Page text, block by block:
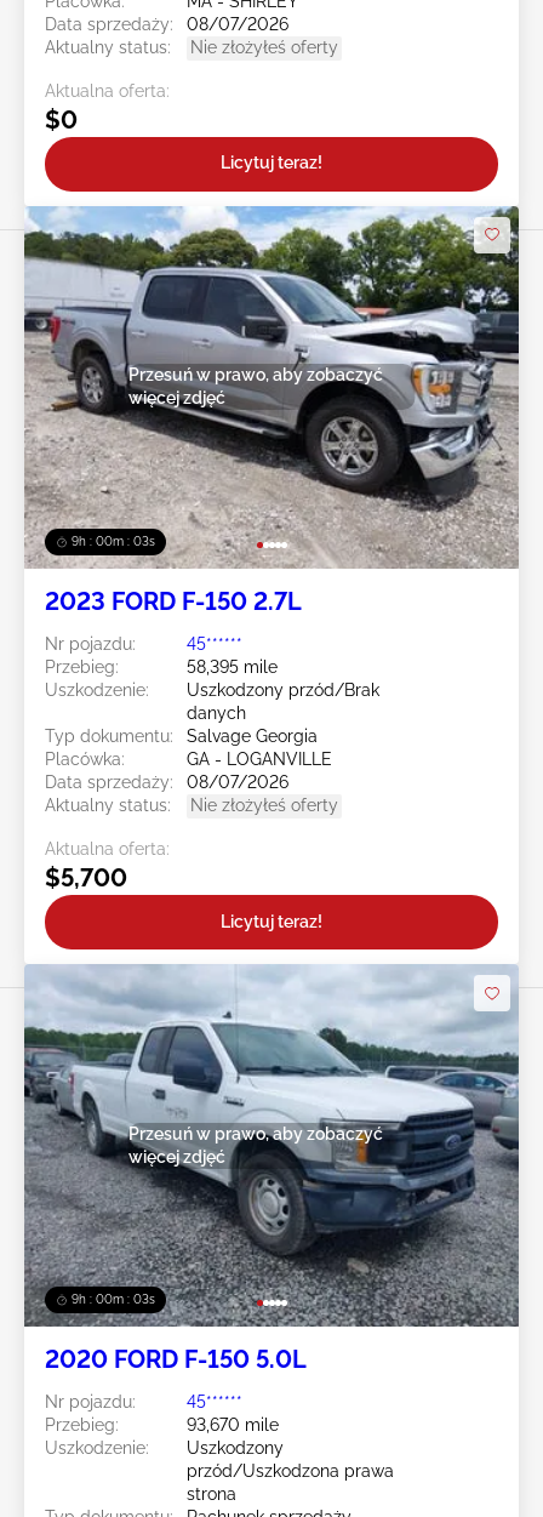
Data sprzedaży:
08/07/2026
Aktualny status:
Nie złożyłeś oferty
Aktualna oferta:
$0
Licytuj teraz!
9h : 00m : 01s
Przesuń w prawo, aby zobaczyć
więcej zdjęć
2023 FORD F-150 2.7L
Nr pojazdu:
45******
Przebieg:
58,395 mile
Uszkodzenie:
Uszkodzony przód/Brak
danych
Typ dokumentu:
Salvage Georgia
Placówka:
GA - LOGANVILLE
Data sprzedaży:
08/07/2026
Aktualny status:
Nie złożyłeś oferty
Aktualna oferta:
$5,700
Licytuj teraz!
9h : 00m : 01s
Przesuń w prawo, aby zobaczyć
więcej zdjęć
2020 FORD F-150 5.0L
Nr pojazdu:
45******
Przebieg:
93,670 mile
Uszkodzenie:
Uszkodzony
przód/Uszkodzona prawa
strona